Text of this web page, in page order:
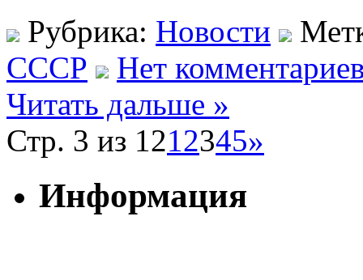
Рубрика: Новости
СССР
Нет
Читать дальше »
Стр. 3 из 121 2345»
Информация